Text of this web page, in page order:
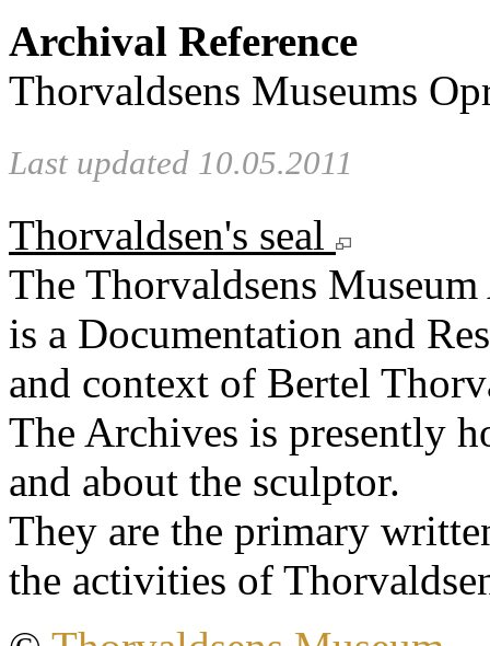
Archival Reference
Thorvaldsens Museums
Last updated 10.05.2011
Thorvaldsen's seal
The Thorvaldsens
is a Documentation and
and context of Bertel
The Archives is presently
and about the sculptor.
They are the primary
the activities of